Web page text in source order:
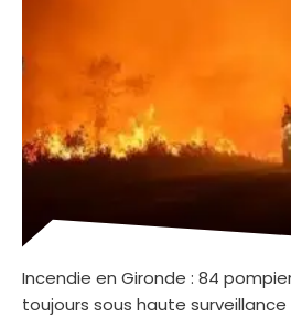
Incendie en Gironde : 84
toujours sous haute